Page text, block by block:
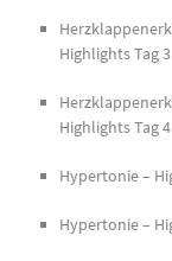
Highlights Tag 3
Highlights Tag 4
Hypertonie –
Hypertonie –